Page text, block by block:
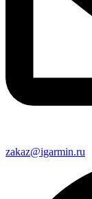
zakaz@igarmin.ru